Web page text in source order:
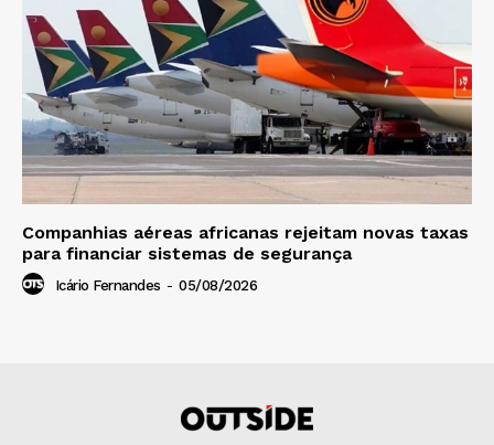
Companhias aéreas africanas rejeitam novas taxas
para financiar sistemas de segurança
Icário Fernandes - 05/08/2026